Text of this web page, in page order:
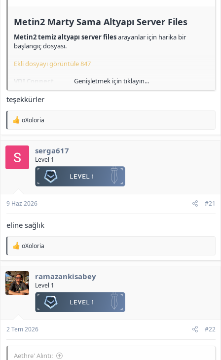
Metin2 Marty Sama Altyapı Server Files​
Metin2 temiz altyapı server filesarayanlar için harika bir
başlangıç dosyası.
Ekli dosyayı görüntüle 847
VDI Connect
id: root
pass: 123
Mysql Local
id: root
pass: admin
Navicat (MariaDB)
id: admin
pass: admin
Game users
id: admin2 pass: admin
id: admin4 pass: admin
id: admin5 pass: admin
İndir
<b>[Gizli içerik]</b>
Genişletmek için tıklayın...
teşekkürler
T
p
oXoloria
serga617
Level 1
9 Haz 2026 #21
eline sağlık
T
p
i
l
e
oXoloria
ramazankisabey
Level 1
2 Tem 2026 #22
Aethre' Alıntı: